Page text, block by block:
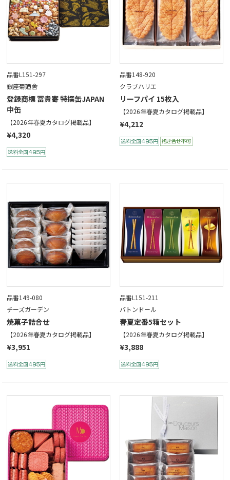
品番L151-297
銀座菊廼舎
登録商標 冨貴寄 特撰缶JAPAN
中缶
【2026年春夏カタログ掲載品】
¥4,320
品番148-920
クラブハリエ
リーフパイ 15枚入
【2026年春夏カタログ掲載品】
¥4,212
品番149-080
チーズガーデン
焼菓子詰合せ
【2026年春夏カタログ掲載品】
¥3,951
品番L151-211
バトンドール
春夏定番5箱セット
【2026年春夏カタログ掲載品】
¥3,888